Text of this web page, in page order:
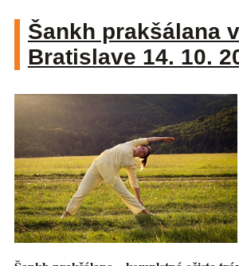
Šankh prakšálana v
Bratislave 14. 10.